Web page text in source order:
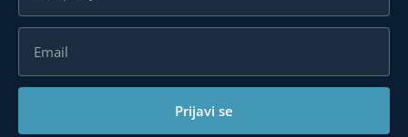
Prijavi se